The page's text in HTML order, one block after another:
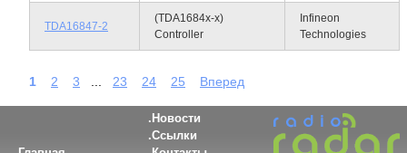
TDA16847-2
(TDA1684x-x)
Controller
Infineon
Technologies
1 2 3 23 24 25 Вперед
Новости
Ссылки